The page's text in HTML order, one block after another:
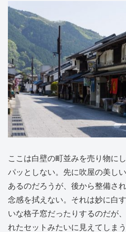
ここは白壁の町並みを売り物に
パッとしない。先に吹屋の美し
あるのだろうが、後から整備さ
念感を拭えない。それは妙に白
いな格子窓だったりするのだが
れたセットみたいに見えてしまう